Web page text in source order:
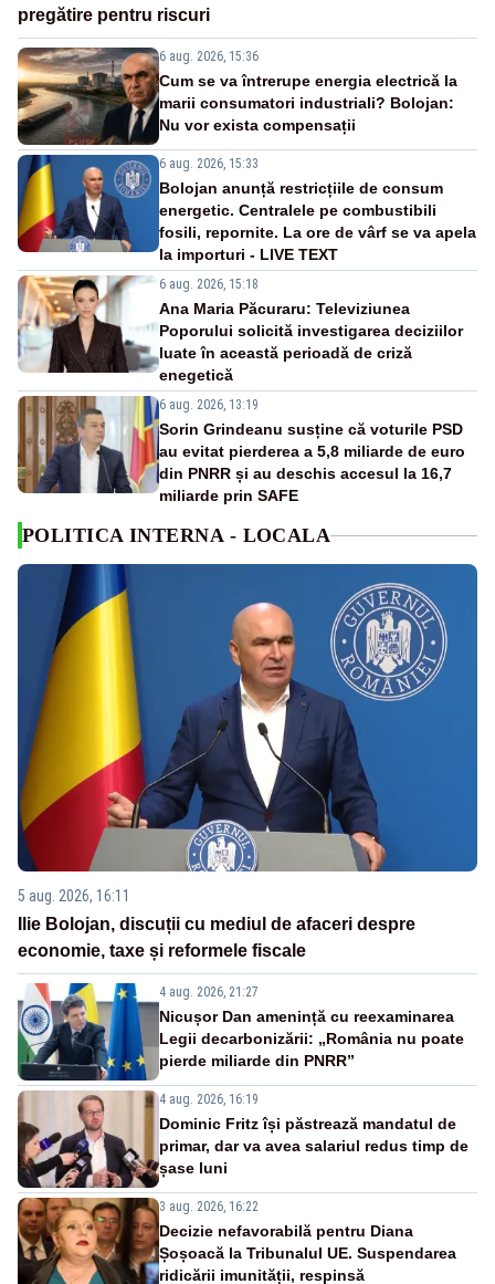
pregătire pentru riscuri
6 aug. 2026, 15:36
Cum se va întrerupe energia electrică la
marii consumatori industriali? Bolojan:
Nu vor exista compensații
6 aug. 2026, 15:33
Bolojan anunță restricțiile de consum
energetic. Centralele pe combustibili
fosili, repornite. La ore de vârf se va apela
la importuri - LIVE TEXT
6 aug. 2026, 15:18
Ana Maria Păcuraru: Televiziunea
Poporului solicită investigarea deciziilor
luate în această perioadă de criză
enegetică
6 aug. 2026, 13:19
Sorin Grindeanu susține că voturile PSD
au evitat pierderea a 5,8 miliarde de euro
din PNRR și au deschis accesul la 16,7
miliarde prin SAFE
POLITICA INTERNA - LOCALA
5 aug. 2026, 16:11
Ilie Bolojan, discuții cu mediul de afaceri despre
economie, taxe și reformele fiscale
4 aug. 2026, 21:27
Nicușor Dan amenință cu reexaminarea
Legii decarbonizării: „România nu poate
pierde miliarde din PNRR”
4 aug. 2026, 16:19
Dominic Fritz își păstrează mandatul de
primar, dar va avea salariul redus timp de
șase luni
3 aug. 2026, 16:22
Decizie nefavorabilă pentru Diana
Șoșoacă la Tribunalul UE. Suspendarea
ridicării imunității, respinsă